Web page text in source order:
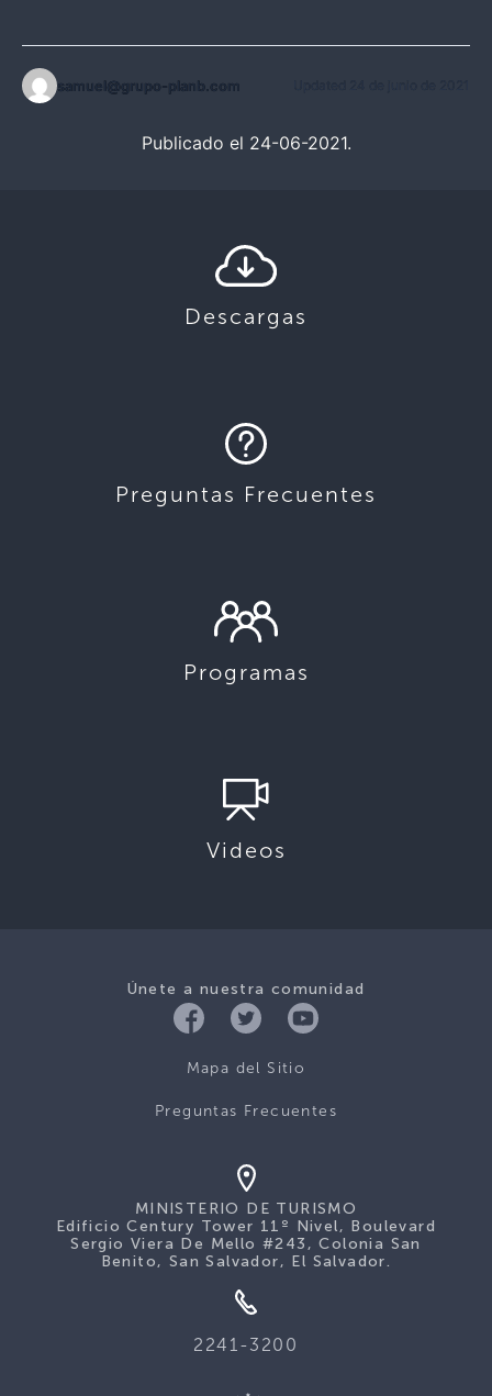
samuel@grupo-planb.com
Publicado el 24-06-2021.
Descargas
Preguntas Frecuentes
Programas
Videos
Únete a nuestra comunidad
Mapa del Sitio
Preguntas Frecuentes
MINISTERIO DE TURISMO
Edificio Century Tower 11º Nivel, Boulevard
Sergio Viera De Mello #243, Colonia San
Benito, San Salvador, El Salvador.
2241-3200